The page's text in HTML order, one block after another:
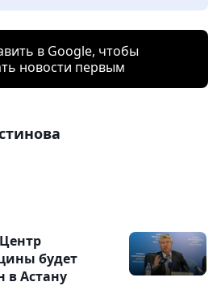
в Google, чтобы
новости первым
будет
в Астану